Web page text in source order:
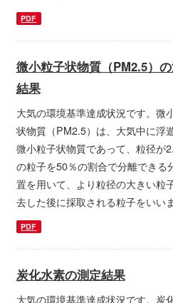
PDF
微小粒子状物質（PM2.5）
結果
大気の環境基準達成状況です。微
状物質（PM2.5）は、大気中に浮
微小粒子状物質であって、粒径が
の粒子を50％の割合で分離できる
置を用いて、より粒径の大きい粒
去した後に採取される粒子をいいま
PDF
炭化水素の測定結果
大気の環境基準達成状況です。炭